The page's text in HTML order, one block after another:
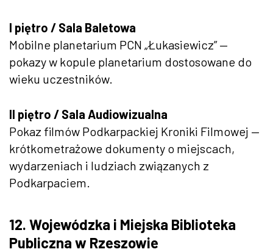
I piętro / Sala Baletowa
Mobilne planetarium PCN „Łukasiewicz” —
pokazy w kopule planetarium dostosowane do
wieku uczestników.
II piętro / Sala Audiowizualna
Pokaz filmów Podkarpackiej Kroniki Filmowej —
krótkometrażowe dokumenty o miejscach,
wydarzeniach i ludziach związanych z
Podkarpaciem.
12. Wojewódzka i Miejska Biblioteka
Publiczna w Rzeszowie